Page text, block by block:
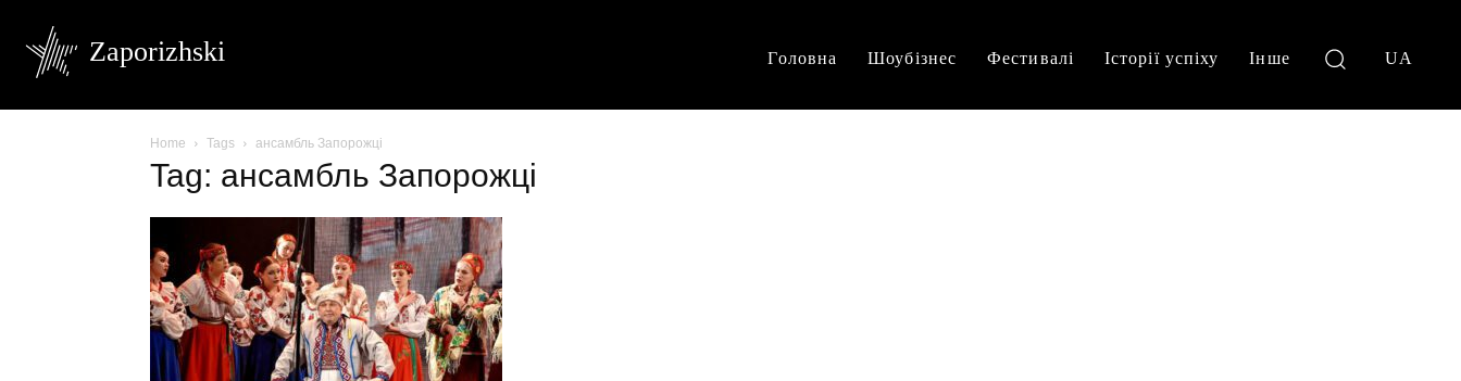
Zaporizhski Головна Шоубізнес Фестивалі Історії успіху Інше UA
Home Tags ансамбль Запорожці
Tag: ансамбль Запорожці